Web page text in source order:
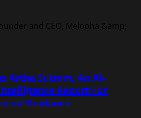
Artha Sutram, An AI-
Report For
Guidance